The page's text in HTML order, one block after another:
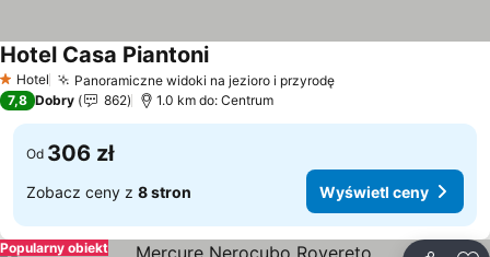
1 Kategoria
Hotel Panoramiczne widoki na jezioro i przyrodę
Hotel Casa Piantoni
7,8 Dobry 862 1.0 km do: Centrum
Od 306 zł
Zobacz ceny z 8 stron Wyświetl ceny
Popularny obiekt